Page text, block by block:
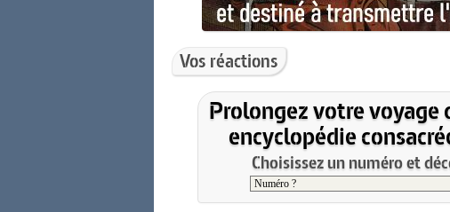
Vos réactions
Prolongez votre voyage
encyclopédie
Choisissez un numéro et